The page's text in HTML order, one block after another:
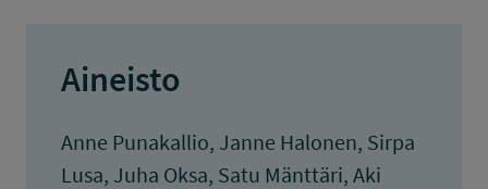
Aineisto
Anne Punakallio, Janne Halonen, Sirpa
Lusa, Juha Oksa, Satu Mänttäri, Aki